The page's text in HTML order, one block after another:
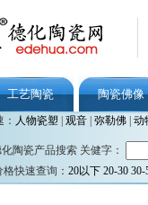
工艺陶瓷 陶瓷佛像
人物瓷塑 观音| 弥勒佛| 动
陶瓷产品搜索 关健字：
格快速查询： 20以下 20-30 30-